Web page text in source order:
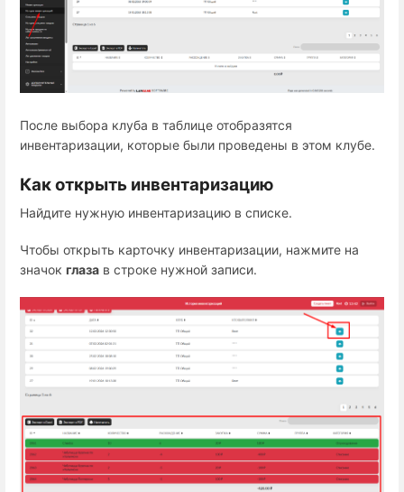
После выбора клуба в таблице отобразятся
инвентаризации, которые были проведены в этом клубе.
Как открыть инвентаризацию
Найдите нужную инвентаризацию в списке.
Чтобы открыть карточку инвентаризации, нажмите на
значок глаза в строке нужной записи.